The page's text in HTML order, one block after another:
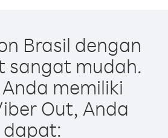
Brasil dengan
sangat mudah.
memiliki
Out, Anda
dapat: